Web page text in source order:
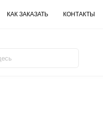
КАК ЗАКАЗАТЬ КОНТАКТЫ